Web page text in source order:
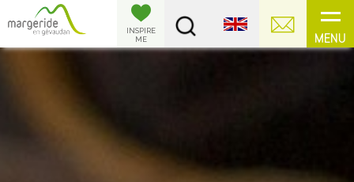
MENU
INSPIRE
ME
Cookies management panel